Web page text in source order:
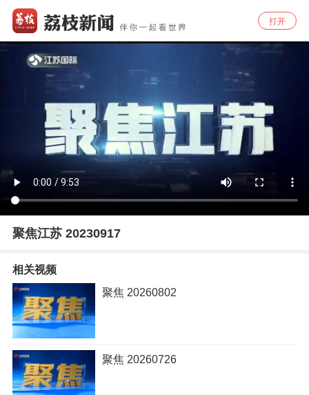
打开
聚焦江苏 20230917
相关视频
聚焦 20260802
聚焦 20260726